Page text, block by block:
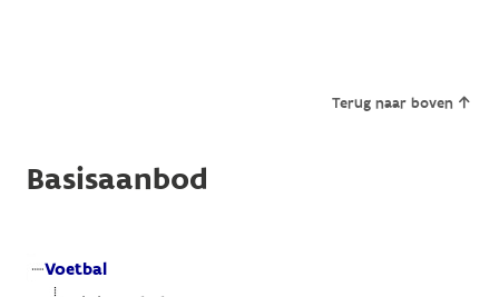
Terug naar boven
Basisaanbod
Voetbal